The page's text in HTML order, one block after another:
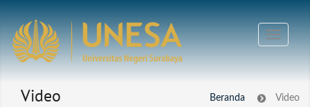
Video Beranda Video